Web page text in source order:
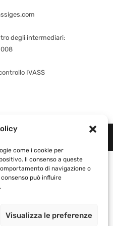
come i cookie per
Il consenso a queste
di navigazione o
può influire
Visualizza le preferenze
degli intermediari:
IVASS